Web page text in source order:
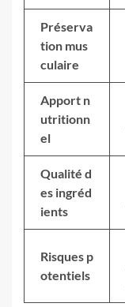
Préserva
tion mus
culaire
Apport n
utritionn
el
Qualité d
es ingréd
ients
Risques p
otentiels